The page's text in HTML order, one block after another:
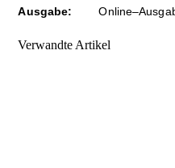
Ausgabe:
Verwandte Artikel